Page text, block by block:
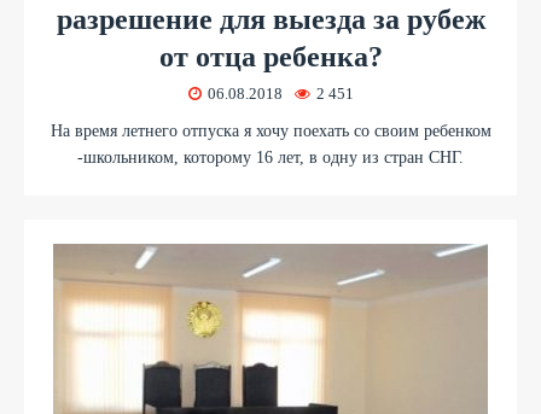
разрешение для выезда за рубеж
от отца ребенка?
06.08.2018 2 451
На время летнего отпуска я хочу поехать со своим ребенком
-школьником, которому 16 лет, в одну из стран СНГ.